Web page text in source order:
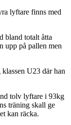
lyftare finns med
bland totalt åtta
upp på pallen men
U23 där han
tolv lyftare i 93kg
träning skall ge
kan räcka.